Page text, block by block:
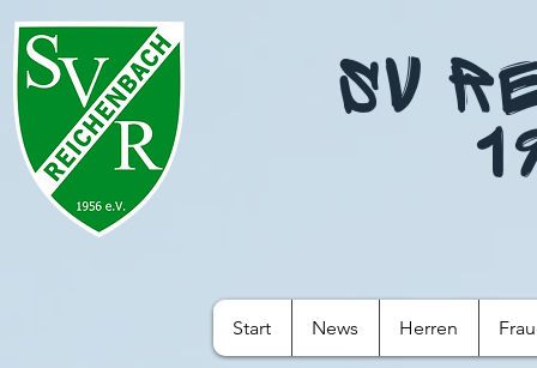
SV
Start News Herren